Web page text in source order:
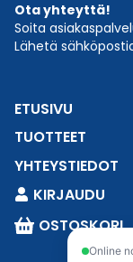
Ota yhteyttä!
Soita
Lähetä
ETUSIVU
TUOTTEET
YHTEYSTIEDOT
KIRJAUDU
OSTOSKORI
Online